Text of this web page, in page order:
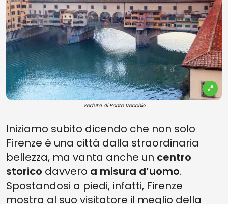
Veduta di Ponte Vecchio
Iniziamo subito dicendo che non solo
Firenze è una città dalla straordinaria
bellezza, ma vanta anche un centro
storico davvero a misura d’uomo.
Spostandosi a piedi, infatti, Firenze
mostra al suo visitatore il meglio della